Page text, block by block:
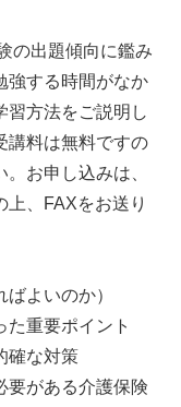
の出題傾向に鑑み
強する時間がなか
習方法をご説明し
講料は無料ですの
お申し込みは、
、FAXをお送り
よいのか）
た重要ポイント
確な対策
要がある介護保険